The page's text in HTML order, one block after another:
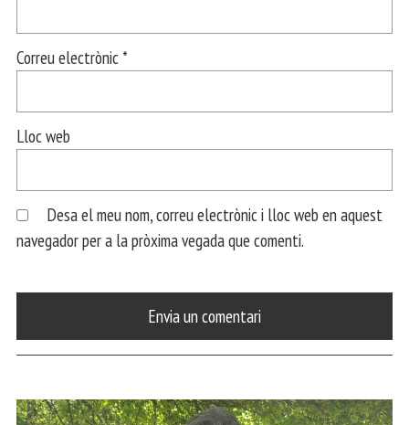
Correu electrònic *
Lloc web
Desa el meu nom, correu electrònic i lloc web en aquest
navegador per a la pròxima vegada que comenti.